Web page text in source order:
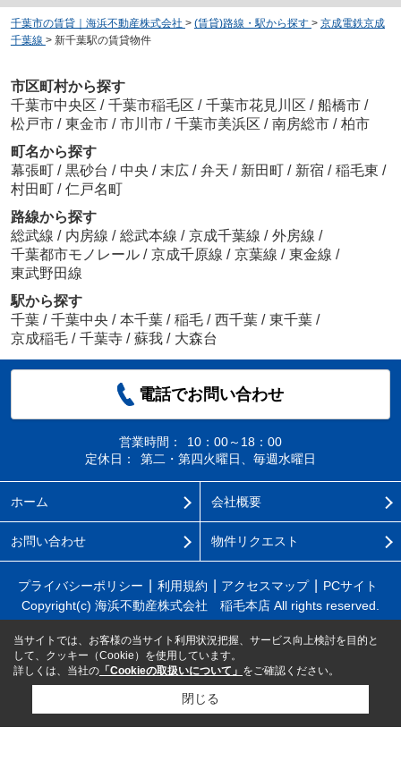
千葉市の賃貸｜海浜不動産株式会社 > (賃貸)路線・駅から探す > 京成電鉄京成
千葉線 > 新千葉駅の賃貸物件
市区町村から探す
千葉市中央区 / 千葉市稲毛区 / 千葉市花見川区 / 船橋市 /
松戸市 / 東金市 / 市川市 / 千葉市美浜区 / 南房総市 / 柏市
町名から探す
幕張町 / 黒砂台 / 中央 / 末広 / 弁天 / 新田町 / 新宿 / 稲毛東 /
村田町 / 仁戸名町
路線から探す
総武線 / 内房線 / 総武本線 / 京成千葉線 / 外房線 /
千葉都市モノレール / 京成千原線 / 京葉線 / 東金線 /
東武野田線
駅から探す
千葉 / 千葉中央 / 本千葉 / 稲毛 / 西千葉 / 東千葉 /
京成稲毛 / 千葉寺 / 蘇我 / 大森台
電話でお問い合わせ
営業時間：
10：00～18：00
定休日：
第二・第四火曜日、毎週水曜日
ホーム 会社概要
お問い合わせ 物件リクエスト
プライバシーポリシー 利用規約 アクセスマップ
PCサイト
Copyright(c) 海浜不動産株式会社 稲毛本店 All rights reserved.
当サイトでは、お客様の当サイト利用状況把握、サービス向上検討を目的と
して、クッキー（Cookie）を使用しています。
詳しくは、当社の 「Cookieの取扱いについて」 をご確認ください。
閉じる